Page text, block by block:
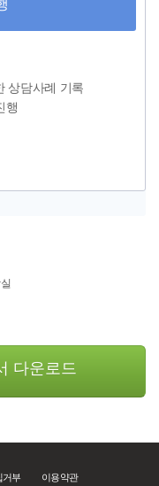
상담사례 기록
행
다운로드
거부 이용약관